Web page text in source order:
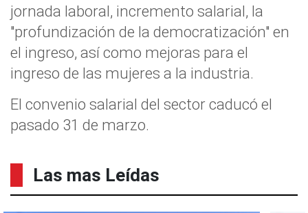
jornada laboral, incremento salarial, la
"profundización de la democratización" en
el ingreso, así como mejoras para el
ingreso de las mujeres a la industria.
El convenio salarial del sector caducó el
pasado 31 de marzo.
Las mas Leídas